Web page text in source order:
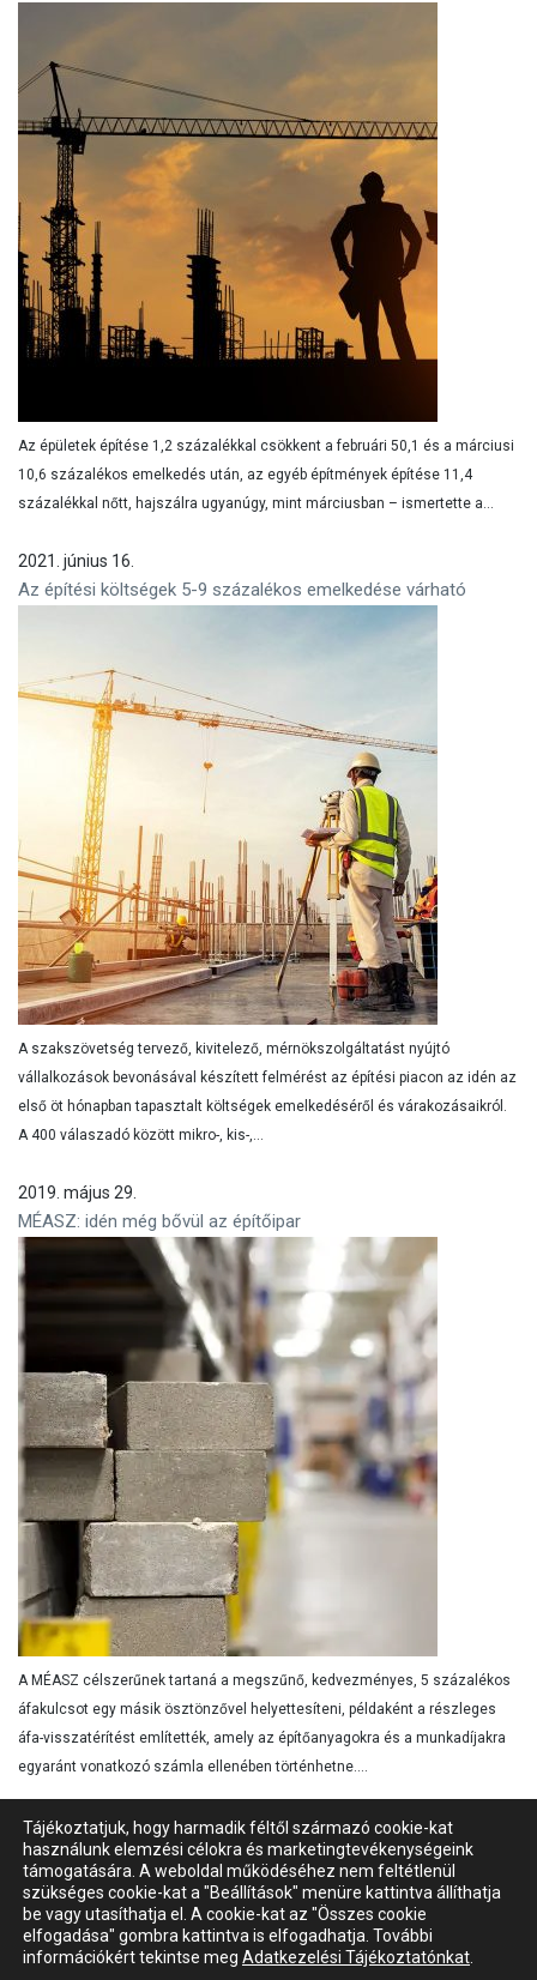
Az épületek építése 1,2 százalékkal csökkent a februári 50,1 és a márciusi
10,6 százalékos emelkedés után, az egyéb építmények építése 11,4
százalékkal nőtt, hajszálra ugyanúgy, mint márciusban – ismertette a...
2021. június 16.
Az építési költségek 5-9 százalékos emelkedése várható
A szakszövetség tervező, kivitelező, mérnökszolgáltatást nyújtó
vállalkozások bevonásával készített felmérést az építési piacon az idén az
első öt hónapban tapasztalt költségek emelkedéséről és várakozásaikról.
A 400 válaszadó között mikro-, kis-,...
2019. május 29.
MÉASZ: idén még bővül az építőipar
A MÉASZ célszerűnek tartaná a megszűnő, kedvezményes, 5 százalékos
áfakulcsot egy másik ösztönzővel helyettesíteni, példaként a részleges
áfa-visszatérítést említették, amely az építőanyagokra és a munkadíjakra
egyaránt vonatkozó számla ellenében történhetne....
Impresszum Szerzői jogok
Kapcsolat
Adatvédelmi nyilatkozat
Süti (cookie) beállítások
Tájékoztatjuk, hogy harmadik féltől származó cookie-kat
használunk elemzési célokra és marketingtevékenységeink
támogatására. A weboldal működéséhez nem feltétlenül
szükséges cookie-kat a "Beállítások" menüre kattintva állíthatja
be vagy utasíthatja el. A cookie-kat az "Összes cookie
elfogadása" gombra kattintva is elfogadhatja. További
információkért tekintse meg Adatkezelési Tájékoztatónkat